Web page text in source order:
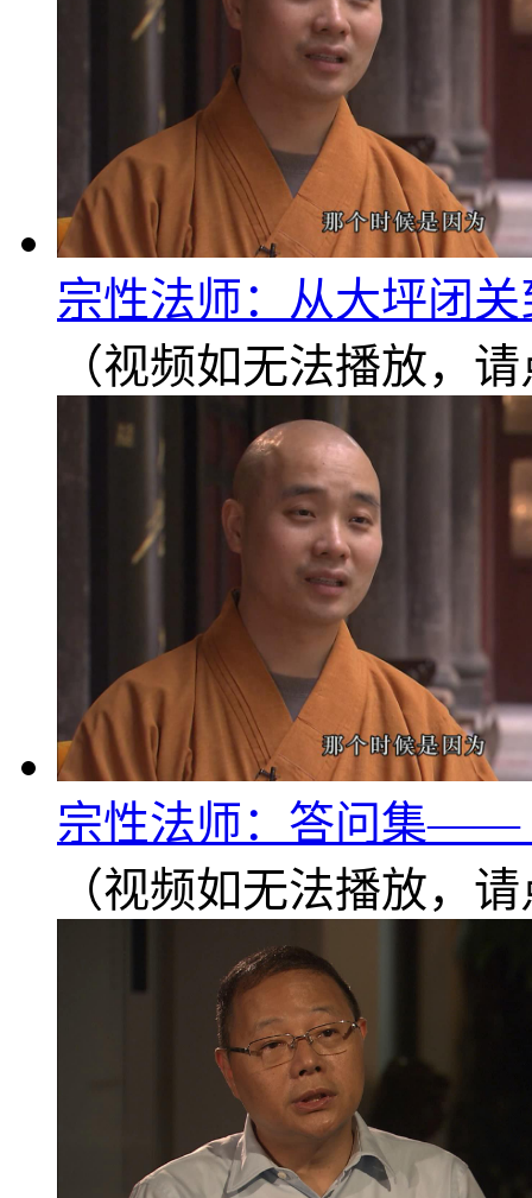
宗性法师：从大坪闭
（视频如无法播放，
宗性法师：答问集——
（视频如无法播放，